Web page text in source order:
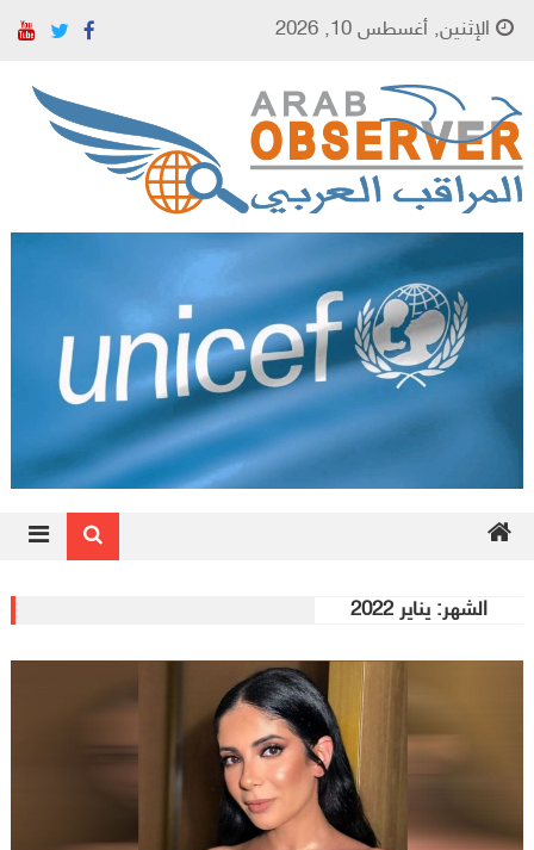
Skip to content
الإثنين, أغسطس 10, 2026
الشهر: يناير 2022